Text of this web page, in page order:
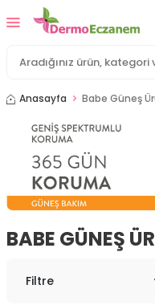
Anasayfa Babe Güneş
BABE GÜNEŞ
Filtre